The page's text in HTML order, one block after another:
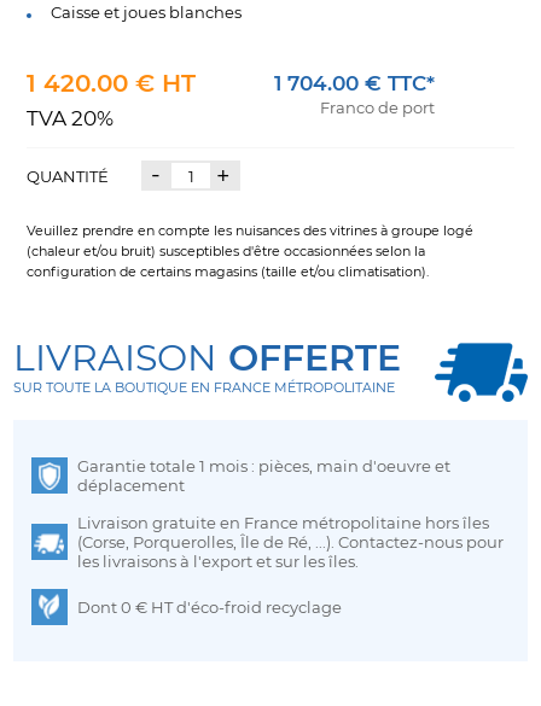
Caisse et joues blanches
1 420.00 € HT 1 704.00 € TTC*
Franco de port
TVA 20%
+
QUANTITÉ -
Veuillez prendre en compte les nuisances des vitrines à groupe logé
(chaleur et/ou bruit) susceptibles d'être occasionnées selon la
configuration de certains magasins (taille et/ou climatisation).
LIVRAISON OFFERTE
SUR TOUTE LA BOUTIQUE EN FRANCE MÉTROPOLITAINE
Garantie totale 1 mois : pièces, main d'oeuvre et
déplacement
Livraison gratuite en France métropolitaine hors îles
(Corse, Porquerolles, Île de Ré, ...). Contactez-nous pour
les livraisons à l'export et sur les îles.
Dont 0 € HT d'éco-froid recyclage